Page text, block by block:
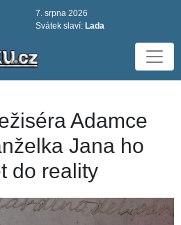
7. srpna 2026
Svátek slaví: Lada
Adamce
Jana ho
do reality